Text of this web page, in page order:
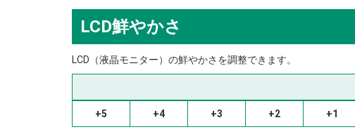
LCD鮮やかさ
LCD（液晶モニター）の鮮やかさを調整できます。
+5 +4 +3 +2 +1